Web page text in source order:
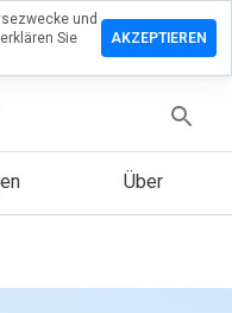
Über
und
Sie
AKZEPTIEREN